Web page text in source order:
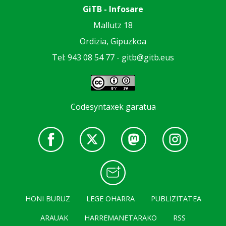
GiTB - Infosare
Mallutz 18
Ordizia, Gipuzkoa
Tel: 943 08 54 77 - gitb@gitb.eus
Codesyntaxek garatua
HONI BURUZ LEGE OHARRA
PUBLIZITATEA
ARAUAK
HARREMANETARAKO RSS